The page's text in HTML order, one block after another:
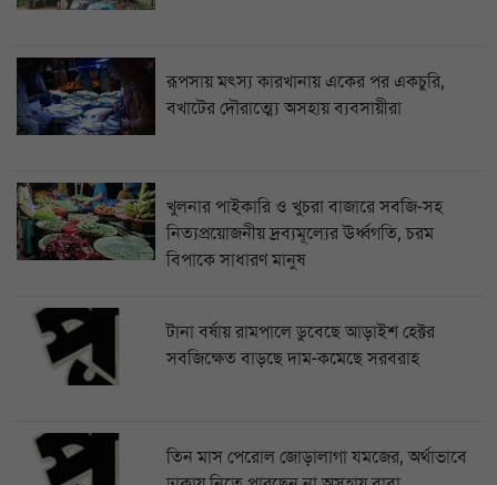
রূপসায় মৎস্য কারখানায় একের পর একচুরি,
বখাটের দৌরাত্ম্যে অসহায় ব্যবসায়ীরা
খুলনার পাইকারি ও খুচরা বাজারে সবজি-সহ
নিত্যপ্রয়োজনীয় দ্রব্যমূল্যের ঊর্ধ্বগতি, চরম
বিপাকে সাধারণ মানুষ
টানা বর্ষায় রামপালে ডুবেছে আড়াইশ হেক্টর
সবজিক্ষেত বাড়ছে দাম-কমেছে সরবরাহ
তিন মাস পেরোল জোড়ালাগা যমজের, অর্থাভাবে